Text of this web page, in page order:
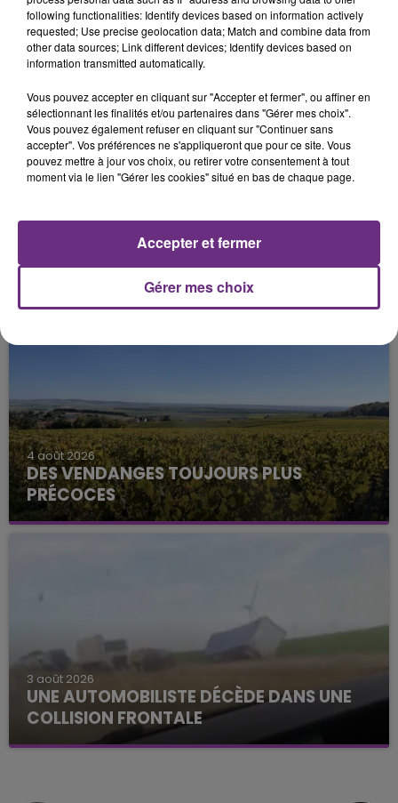
4 août 2026
UN MORT ET UN BLESSÉ GRAVE LORS
D’UNE FREE PARTY
UN HOMICIDE PAR ARME À FEU CE WEEK-
END À TROYES
4 août 2026
DES VENDANGES TOUJOURS PLUS
PRÉCOCES
3 août 2026
UNE AUTOMOBILISTE DÉCÈDE DANS UNE
COLLISION FRONTALE
following functionalities: Identify devices based on information actively
requested; Use precise geolocation data; Match and combine data from
other data sources; Link different devices; Identify devices based on
information transmitted automatically.
Vous pouvez accepter en cliquant sur "Accepter et fermer", ou affiner en
sélectionnant les finalités et/ou partenaires dans "Gérer mes choix".
Vous pouvez également refuser en cliquant sur "Continuer sans
accepter". Vos préférences ne s'appliqueront que pour ce site. Vous
pouvez mettre à jour vos choix, ou retirer votre consentement à tout
moment via le lien "Gérer les cookies" situé en bas de chaque page.
Gérer mes choix
Accepter et fermer